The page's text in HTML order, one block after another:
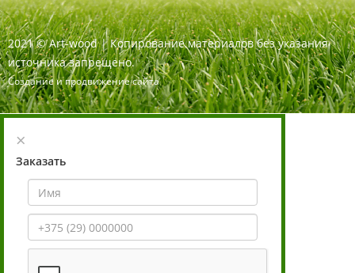
2021 ©Art-wood |Копирование материалов без указания
источника запрещено.
Создание и продвижение сайта
×
Заказать